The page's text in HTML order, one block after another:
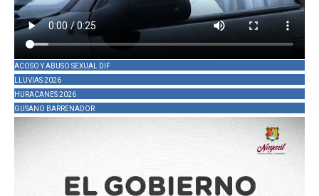
ACOSO Y ABUSO SEXUAL DIF
LLUVIAS 2026
HURACANES 2026
GUSANO BARRENADOR